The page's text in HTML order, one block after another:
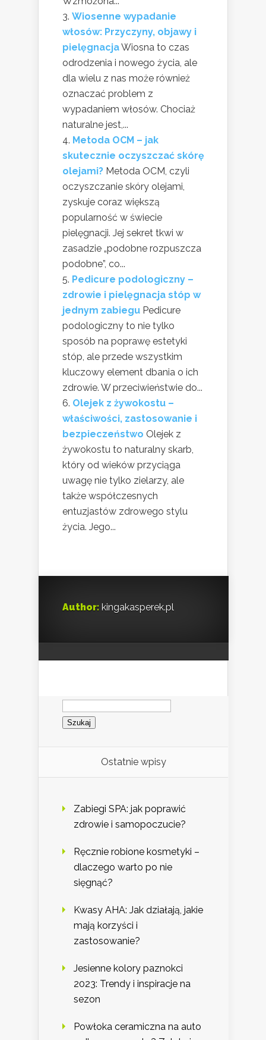
Wiosenne wypadanie
włosów: Przyczyny, objawy i
pielęgnacjaWiosna to czas
odrodzenia i nowego życia, ale
dla wielu z nas może również
oznaczać problem z
wypadaniem włosów. Chociaż
naturalne jest,...
Metoda OCM – jak
skutecznie oczyszczać skórę
olejami? Metoda OCM, czyli
oczyszczanie skóry olejami,
zyskuje coraz większą
popularność w świecie
pielęgnacji. Jej sekret tkwi w
zasadzie „podobne rozpuszcza
podobne”, co...
Pedicure podologiczny –
zdrowie i pielęgnacja stóp w
jednym zabiegu Pedicure
podologiczny to nie tylko
sposób na poprawę estetyki
stóp, ale przede wszystkim
kluczowy element dbania o ich
zdrowie. W przeciwieństwie do...
Olejek z żywokostu –
właściwości, zastosowanie i
bezpieczeństwo Olejek z
żywokostu to naturalny skarb,
który od wieków przyciąga
uwagę nie tylko zielarzy, ale
także współczesnych
entuzjastów zdrowego stylu
życia. Jego...
Author: kingakasperek.pl
Szukaj:
Ostatnie wpisy
Zabiegi SPA: jak poprawić
zdrowie i samopoczucie?
Ręcznie robione kosmetyki –
dlaczego warto po nie
sięgnąć?
Kwasy AHA: Jak działają, jakie
mają korzyści i
zastosowanie?
Jesienne kolory paznokci
2023: Trendy i inspiracje na
sezon
Powłoka ceramiczna na auto